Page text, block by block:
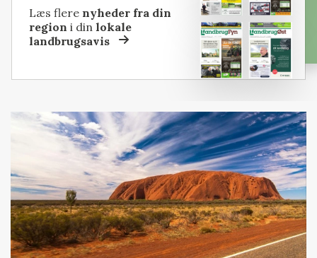
Læs flere nyheder fra din
region i dinlokale
landbrugsavis